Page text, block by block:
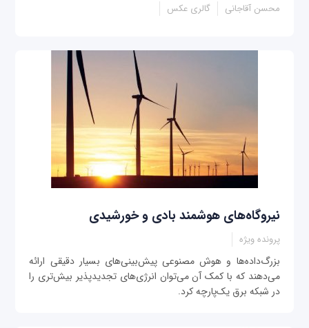
محسن آقاجانی گالری عکس
نيروگاه‌های هوشمند بادی و خورشیدی
پرونده ویژه
بزرگ‌داده‌ها و هوش مصنوعی پيش‌بينی‌های بسيار دقيقی ارائه
می‌دهند که با کمک آن می‌توان انرژی‌های تجديدپذير بيش‌تری را
در شبکه برق يک‌پارچه ‌کرد.